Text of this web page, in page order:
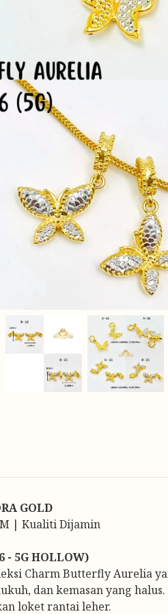
GOLD
| Kualiti Dijamin
- 5G HOLLOW)
Charm Butterfly Aurelia
dan kemasan yang
loket rantai leher.